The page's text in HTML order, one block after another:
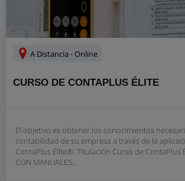
A Distancia - Online
CURSO DE CONTAPLUS ÉLITE
El objetivo es obtener los conocimientos
contabilidad de su empresa a través de la
ContaPlus Élite®. Titulación Curso de ContaPlus
CON MANUALES...